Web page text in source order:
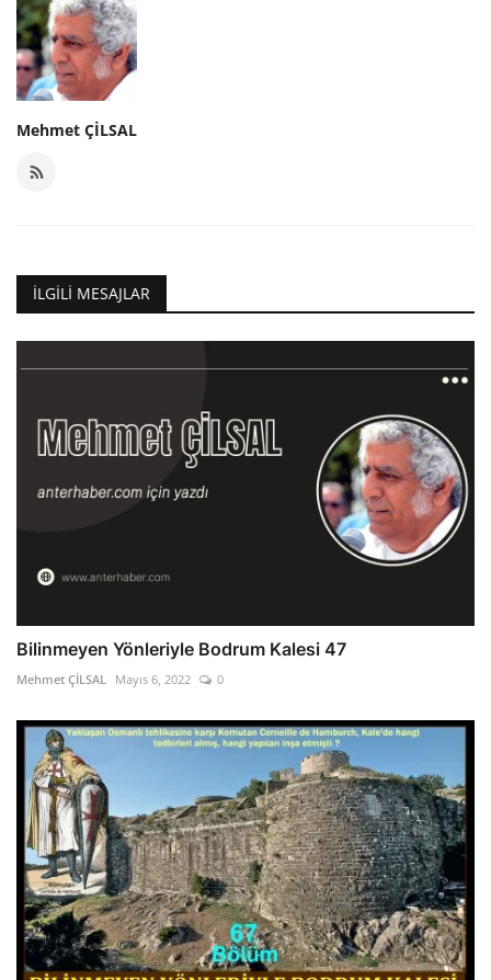
Mehmet ÇİLSAL
İLGILI MESAJLAR
Bilinmeyen Yönleriyle Bodrum Kalesi 47
Mehmet ÇİLSAL Mayıs 6, 2022 0